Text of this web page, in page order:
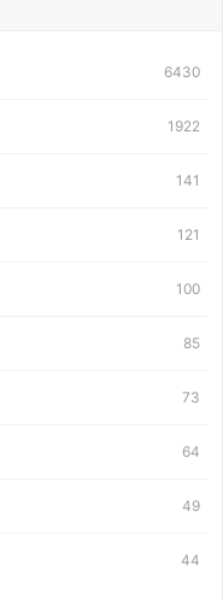
6430
1922
141
121
100
85
73
64
49
44